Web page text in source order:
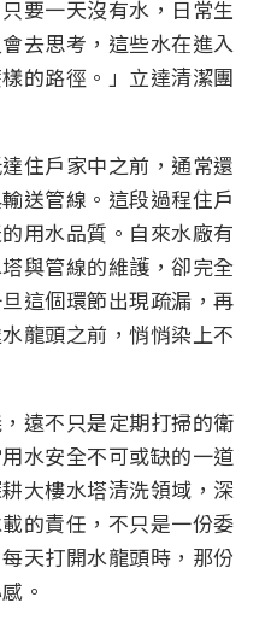
要一天沒有水，日常生
去思考，這些水在進入
的路徑。」立達清潔團
住戶家中之前，通常還
送管線。這段過程住戶
用水品質。自來水廠有
與管線的維護，卻完全
這個環節出現疏漏，再
龍頭之前，悄悄染上不
遠不只是定期打掃的衛
水安全不可或缺的一道
大樓水塔清洗領域，深
的責任，不只是一份委
天打開水龍頭時，那份
。